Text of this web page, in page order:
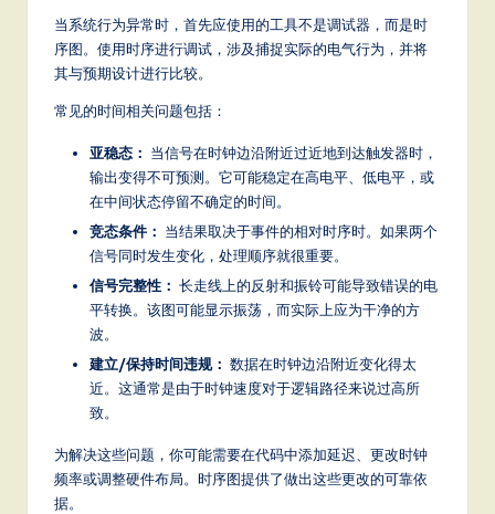
当系统行为异常时，首先应使用的工具不是调试器，而是时
序图。使用时序进行调试，涉及捕捉实际的电气行为，并将
其与预期设计进行比较。
常见的时间相关问题包括：
亚稳态： 当信号在时钟边沿附近过近地到达触发器时，
输出变得不可预测。它可能稳定在高电平、低电平，或
在中间状态停留不确定的时间。
竞态条件： 当结果取决于事件的相对时序时。如果两个
信号同时发生变化，处理顺序就很重要。
信号完整性： 长走线上的反射和振铃可能导致错误的电
平转换。该图可能显示振荡，而实际上应为干净的方
波。
建立/保持时间违规： 数据在时钟边沿附近变化得太
近。这通常是由于时钟速度对于逻辑路径来说过高所
致。
为解决这些问题，你可能需要在代码中添加延迟、更改时钟
频率或调整硬件布局。时序图提供了做出这些更改的可靠依
据。